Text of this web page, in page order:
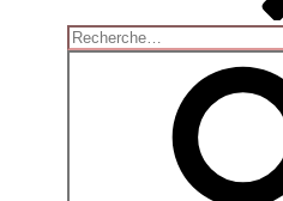
Recherche
pour